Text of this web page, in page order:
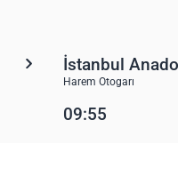
İstanbul
Harem Otogarı
09:55